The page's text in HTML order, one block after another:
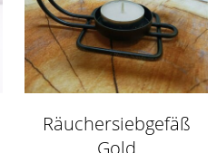
Räuchersiebgefäß
Gold